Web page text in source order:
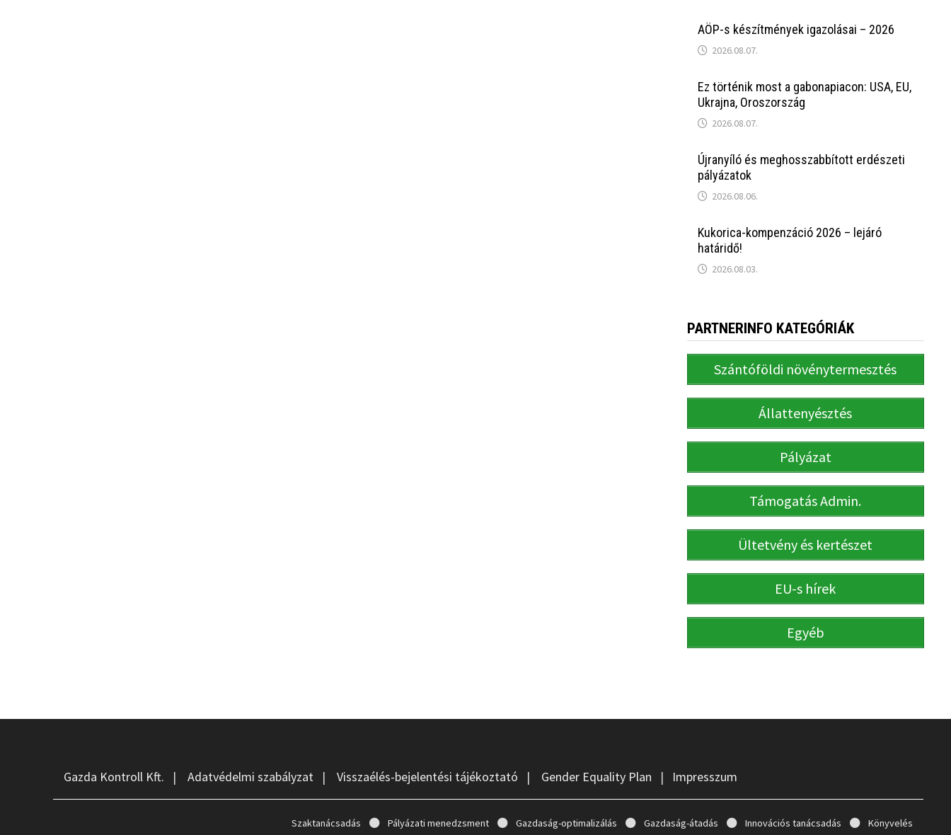
AÖP-s készítmények igazolásai – 2026
2026.08.07.
Ez történik most a gabonapiacon: USA, EU,
Ukrajna, Oroszország
2026.08.07.
Újranyíló és meghosszabbított erdészeti
pályázatok
2026.08.06.
Kukorica-kompenzáció 2026 – lejáró
határidő!
2026.08.03.
PARTNERINFO KATEGÓRIÁK
Szántóföldi növénytermesztés
Állattenyésztés
Pályázat
Támogatás Admin.
Ültetvény és kertészet
EU-s hírek
Egyéb
Gazda Kontroll Kft. |Adatvédelmi szabályzat |Visszaélés-bejelentési tájékoztató | Gender Equality Plan | Impresszum
Szaktanácsadás Pályázati menedzsment Gazdaság-optimalizálás Gazdaság-átadás Innovációs tanácsadás Könyvelés